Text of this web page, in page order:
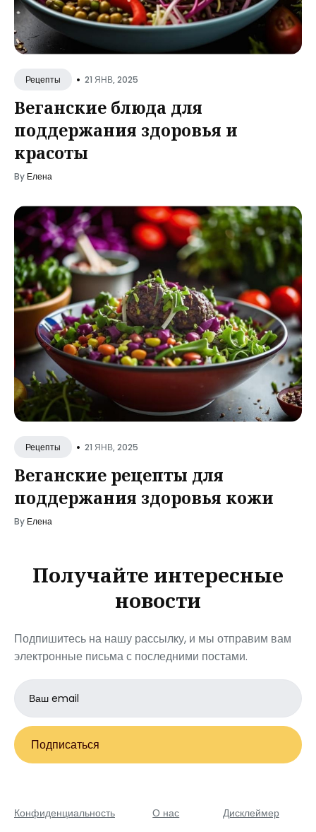
Рецепты • 21 ЯНВ, 2025
Веганские блюда для
поддержания здоровья и
красоты
By Елена
Рецепты • 21 ЯНВ, 2025
Веганские рецепты для
поддержания здоровья кожи
By Елена
Получайте интересные
новости
Подпишитесь на нашу рассылку, и мы отправим вам
электронные письма с последними постами.
Email
address
Подписаться
Конфиденциальность О нас
Дисклеймер